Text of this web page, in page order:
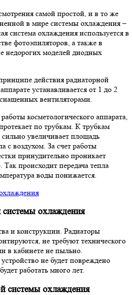
самой простой, и в то же
в мире системы охлаждения –
система охлаждения используется в
фотоэпиляторов, а также в
недорогих моделей диодных
действия радиаторной
устанавливается от 1 до 2
вентиляторами.
косметологического аппарата,
по трубкам. К трубкам
увеличивает площадь
с воздухом. За счет работы
принудительно проникает
Так происходит передача тепла
воды понижается.
охлаждения
и конструкции. Радиаторы
не требуют технического
в кабинете не пыльно.
не будет повреждено
работать много лет.
системы охлаждения